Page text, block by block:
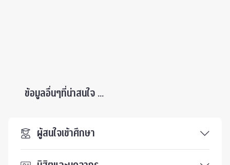
ข้อมูลอื่นๆที่น่าสนใจ ...
ผู้สนใจเข้าศึกษา